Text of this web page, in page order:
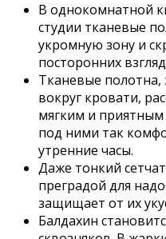
В однокомнатной
студии тканевые
укромную зону и
посторонних
Тканевые
вокруг кровати,
мягким и
под ними так
утренние часы.
Даже тонкий
преградой для
защищает от их
Балдахин